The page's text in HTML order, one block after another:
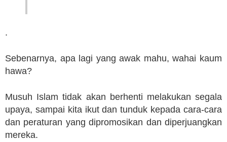
.
Sebenarnya, apa lagi yang awak mahu, wahai kaum
hawa?
Musuh Islam tidak akan berhenti melakukan segala
upaya, sampai kita ikut dan tunduk kepada cara-cara
dan peraturan yang dipromosikan dan diperjuangkan
mereka.